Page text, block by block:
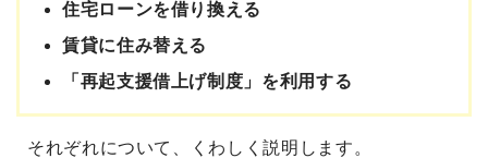
住宅ローンを借り換える
賃貸に住み替える
「再起支援借上げ制度」を利用する
それぞれについて、くわしく説明します。